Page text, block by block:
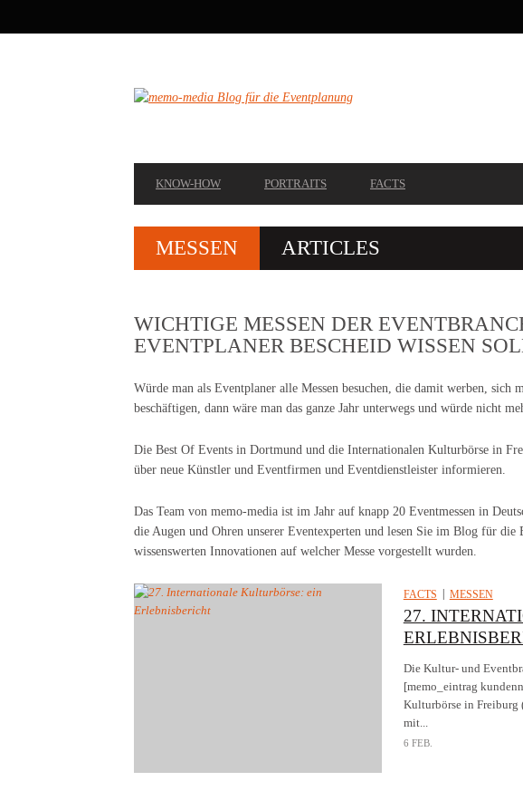
NAVIGATION
NAVIGATION
KNOW-HOW PORTRAITS FACTS
MESSEN ARTICLES
WICHTIGE MESSEN DER
EVENTPLANER BESCHEID WISSEN
Würde man als Eventplaner alle Messen besuchen, die damit werben, sich
beschäftigen, dann wäre man das ganze Jahr unterwegs und würde nicht
Die Best Of Events in Dortmund und die Internationalen Kulturbörse in
über neue Künstler und Eventfirmen und Eventdienstleister informieren.
Das Team von memo-media ist im Jahr auf knapp 20 Eventmessen in
die Augen und Ohren unserer Eventexperten und lesen Sie im Blog für die
wissenswerten Innovationen auf welcher Messe vorgestellt wurden.
FACTS MESSEN
27.
Die Kultur- und
[memo_eintrag
Kulturbörse in Freiburg
mit...
6 FEB.